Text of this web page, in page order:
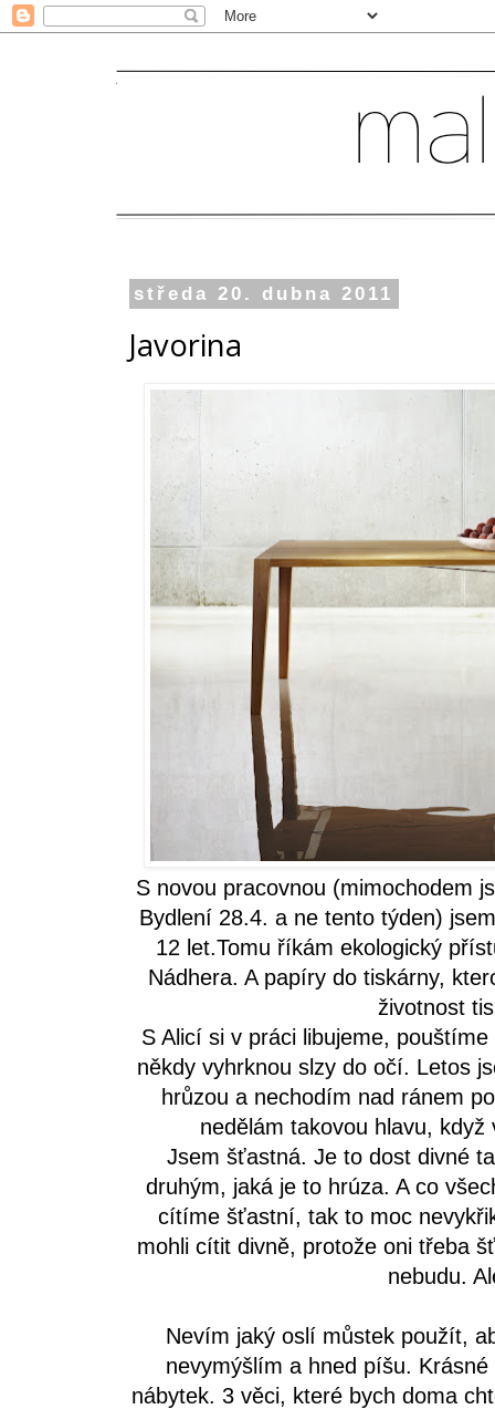
středa 20. dubna 2011
Javorina
S novou pracovnou (mimochodem
Bydlení 28.4. a ne tento týden)
12 let.Tomu říkám ekologický
Nádhera. A papíry do tiskárny,
životnost
S Alicí si v práci libujeme,
někdy vyhrknou slzy do očí. Letos
hrůzou a nechodím nad ránem
nedělám takovou hlavu,
Jsem šťastná. Je to dost divné
druhým, jaká je to hrúza. A co
cítíme šťastní, tak to moc
mohli cítit divně, protože oni třeba
nebudu.
Nevím jaký oslí můstek použít,
nevymýšlím a hned píšu.
nábytek. 3 věci, které bych doma